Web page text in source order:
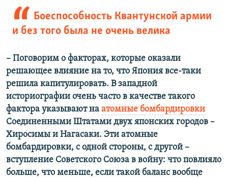
Боеспособность Квантунской армии
и без того была не очень велика
– Поговорим о факторах, которые оказали
решающее влияние на то, что Япония все-таки
решила капитулировать. В западной
историографии очень часто в качестве такого
фактора указывают на атомные бомбардировки
Соединенными Штатами двух японских городов –
Хиросимы и Нагасаки. Эти атомные
бомбардировки, с одной стороны, с другой –
вступление Советского Союза в войну: что повлияло
больше, что меньше, если такой баланс вообще